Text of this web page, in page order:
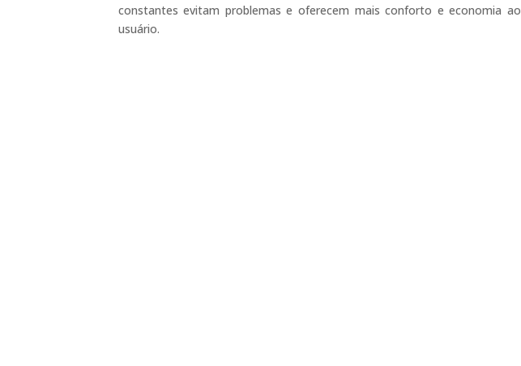
constantes evitam problemas e oferecem mais conforto e economia ao
usuário.